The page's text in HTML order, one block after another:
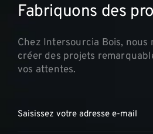
Fabriquons des pro
Chez Intersourcia Bois, nous
créer des projets
vos attentes.